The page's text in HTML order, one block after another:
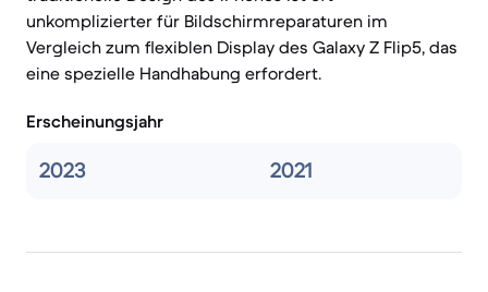
unkomplizierter für Bildschirmreparaturen im
Vergleich zum flexiblen Display des Galaxy Z Flip5, das
eine spezielle Handhabung erfordert.
Erscheinungsjahr
2023 2021